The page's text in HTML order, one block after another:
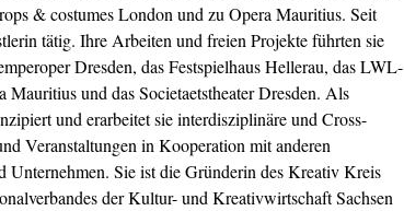
& costumes London und zu Opera Mauritius. Seit
tätig. Ihre Arbeiten und freien Projekte führten sie
Dresden, das Festspielhaus Hellerau, das LWL-
und das Societaetstheater Dresden. Als
und erarbeitet sie interdisziplinäre und Cross-
Veranstaltungen in Kooperation mit anderen
Sie ist die Gründerin des Kreativ Kreis
der Kultur- und Kreativwirtschaft Sachsen